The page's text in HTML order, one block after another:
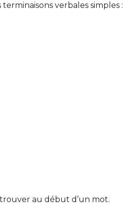
verbales simples :
au début d’un mot.